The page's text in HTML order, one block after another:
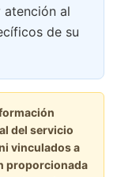
atención al
de su
del servicio
vinculados a
proporcionada